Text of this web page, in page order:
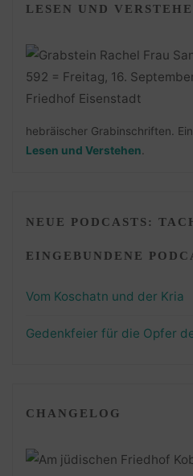
LESEN UND
hebräischer Grabinschriften.
Lesen und Verstehen
NEUE PODCASTS:
EINGEBUNDENE
Vom Koschatn und der Kria
Gedenkfeier für die Opfer
CHANGELOG